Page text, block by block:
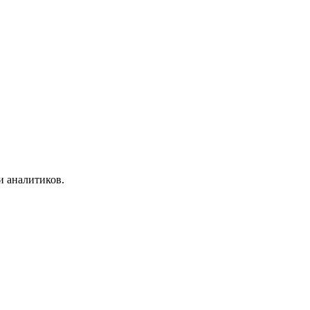
аналитиков.